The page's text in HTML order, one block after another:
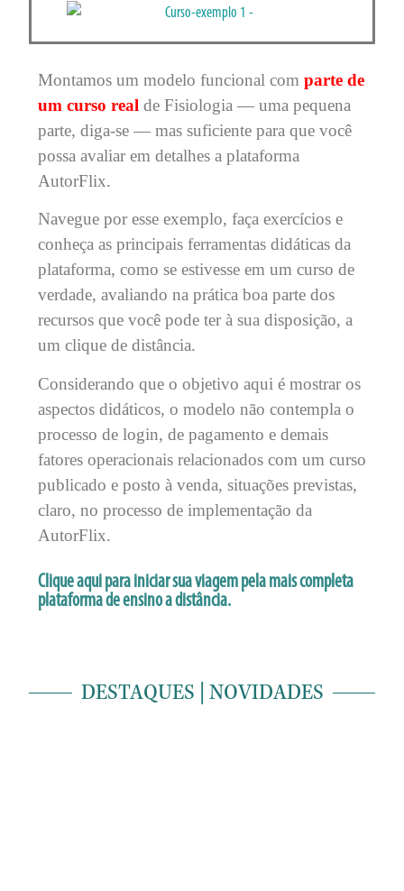
Montamos um modelo funcional com parte de
um curso real de Fisiologia — uma pequena
parte, diga-se — mas suficiente para que você
possa avaliar em detalhes a plataforma
AutorFlix.
Navegue por esse exemplo, faça exercícios e
conheça as principais ferramentas didáticas da
plataforma, como se estivesse em um curso de
verdade, avaliando na prática boa parte dos
recursos que você pode ter à sua disposição, a
um clique de distância.
Considerando que o objetivo aqui é mostrar os
aspectos didáticos, o modelo não contempla o
processo de login, de pagamento e demais
fatores operacionais relacionados com um curso
publicado e posto à venda, situações previstas,
claro, no processo de implementação da
AutorFlix.
Clique aqui para iniciar sua viagem pela mais completa
plataforma de ensino a distância.
DESTAQUES | NOVIDADES